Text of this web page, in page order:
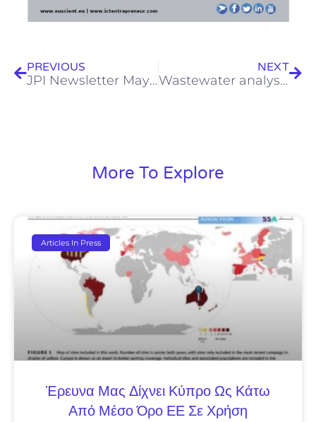
PREVIOUS
JPI Newsletter May 2016
NEXT
Wastewater analysis and drugs — a European multi-city study.
More To Explore
Articles In Press
Έρευνα Μας Δίχνει Κύπρο Ως Κάτω
Από Μέσο Όρο ΕΕ Σε Χρήση